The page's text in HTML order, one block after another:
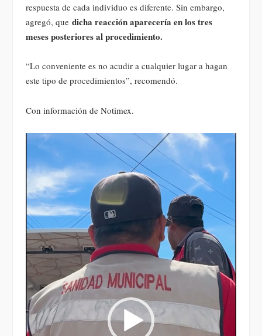
respuesta de cada individuo es diferente. Sin embargo,
agregó, que dicha reacción aparecería en los tres
meses posteriores al procedimiento.
“Lo conveniente es no acudir a cualquier lugar a hagan
este tipo de procedimientos”, recomendó.
Con información de Notimex.
Reproductor
vídeo